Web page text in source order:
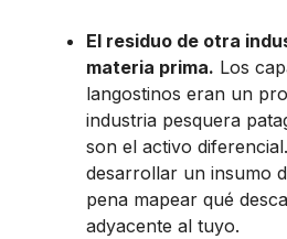
El residuo de otra
materia prima. Los
langostinos eran un
industria pesquera
son el activo
desarrollar un insumo
pena mapear qué
adyacente al tuyo.